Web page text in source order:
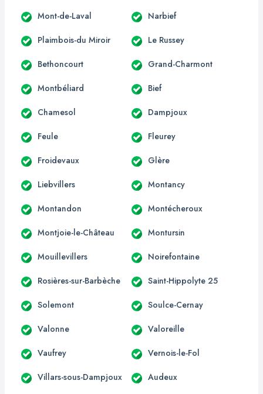
Mont-de-Laval Narbief
Plaimbois-du Miroir Le Russey
Bethoncourt Grand-Charmont
Montbéliard Bief
Chamesol Dampjoux
Feule Fleurey
Froidevaux Glère
Liebvillers Montancy
Montandon Montécheroux
Montjoie-le-Château Montursin
Mouillevillers Noirefontaine
Rosières-sur-Barbèche Saint-Hippolyte 25
Solemont Soulce-Cernay
Valonne Valoreille
Vaufrey Vernois-le-Fol
Villars-sous-Dampjoux Audeux